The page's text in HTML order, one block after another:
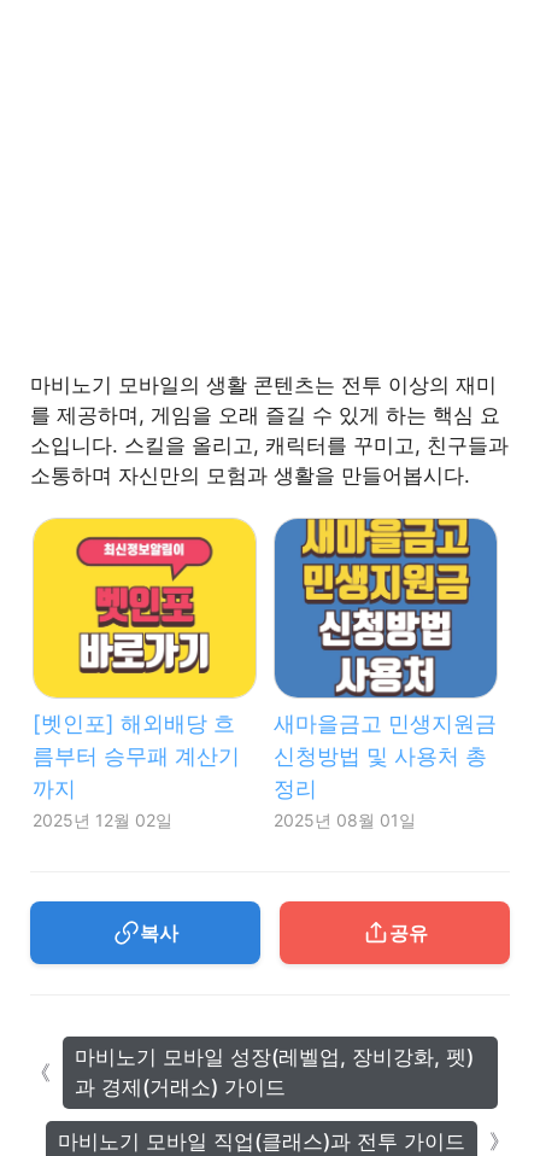
마비노기 모바일의 생활 콘텐츠는 전투 이상의 재미
를 제공하며, 게임을 오래 즐길 수 있게 하는 핵심 요
소입니다. 스킬을 올리고, 캐릭터를 꾸미고, 친구들과
소통하며 자신만의 모험과 생활을 만들어봅시다.
[벳인포] 해외배당 흐
름부터 승무패 계산기
까지
2025년 12월 02일
새마을금고 민생지원금
신청방법 및 사용처 총
정리
2025년 08월 01일
복사 공유
마비노기 모바일 직업(클래스)과 전투 가이드
마비노기 모바일 성장(레벨업, 장비강화, 펫)
과 경제(거래소) 가이드